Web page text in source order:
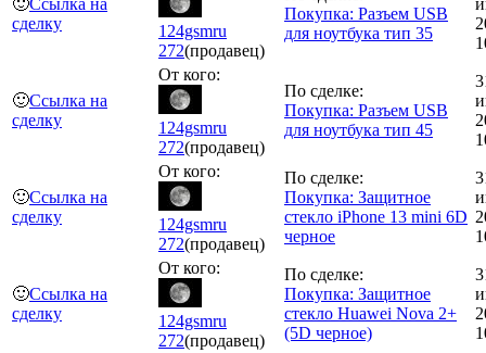
сделку
124gsmru
272(продавец)
Покупка: Разъем USB
для ноутбука тип 35
🙂Ссылка на
сделку
От кого:
124gsmru
272(продавец)
По сделке:
Покупка: Разъем USB
для ноутбука тип 45
🙂Ссылка на
сделку
От кого:
124gsmru
272(продавец)
По сделке:
Покупка: Защитное
стекло iPhone 13 mini 6D
черное
🙂Ссылка на
сделку
От кого:
124gsmru
272(продавец)
По сделке:
Покупка: Защитное
стекло Huawei Nova 2+
(5D черное)